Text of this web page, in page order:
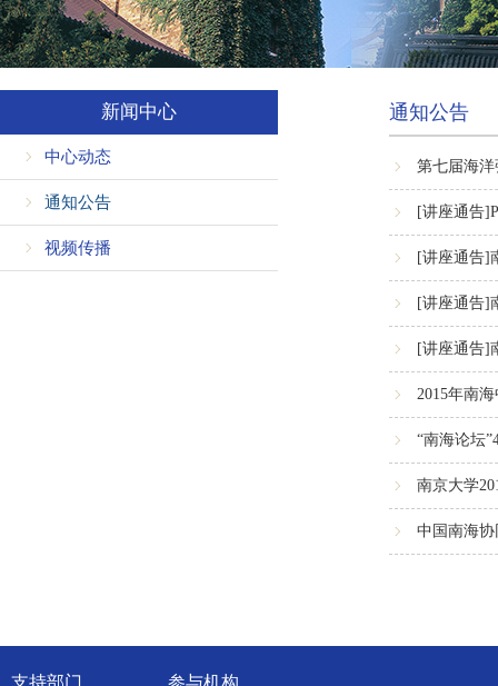
新闻中心
中心动态
通知公告
视频传播
通知公告
第七届海
[讲座通告
[讲座通告]
[讲座通告]
[讲座通告]
2015年南
“南海论坛
南京大学
中国南海
支持部门 参与机构